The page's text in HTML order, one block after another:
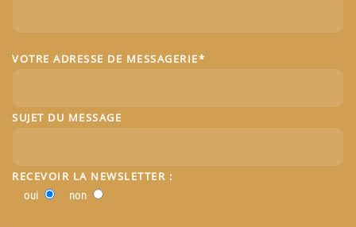
VOTRE ADRESSE DE MESSAGERIE*
SUJET DU MESSAGE
RECEVOIR LA NEWSLETTER :
oui
non